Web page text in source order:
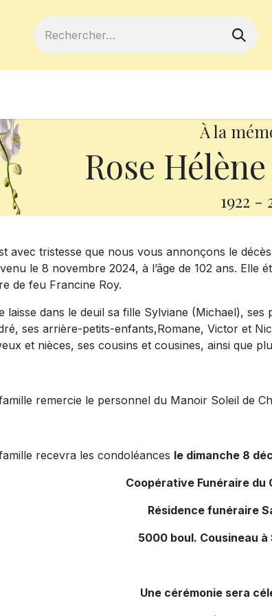
À la
Rose
1922 -
avec tristesse que nous vous annonçons le
le 8 novembre 2024, à l’âge de 102 ans. Elle
de feu Francine Roy.
laisse dans le deuil sa fille Sylviane (Michael),
ses arrière-petits-enfants,Romane, Victor et
et nièces, ses cousins et cousines, ainsi que
remercie le personnel du Manoir Soleil de
recevra les condoléances le dimanche 8
Coopérative Funéraire du
Résidence funéraire
5000 boul. Cousineau
Une cérémonie sera